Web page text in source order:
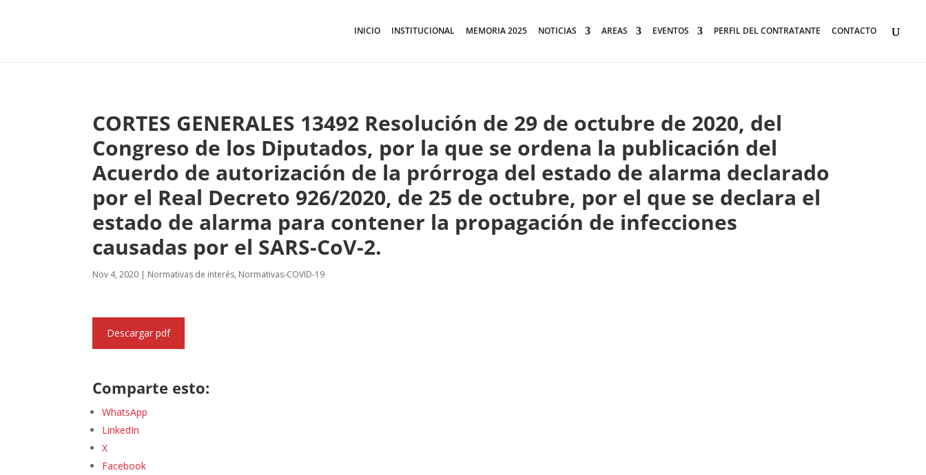
INICIO INSTITUCIONAL MEMORIA 2025 NOTICIAS AREAS EVENTOS PERFIL DEL CONTRATANTE CONTACTO
CORTES GENERALES 13492 Resolución de 29 de octubre de 2020, del
Congreso de los Diputados, por la que se ordena la publicación del
Acuerdo de autorización de la prórroga del estado de alarma declarado
por el Real Decreto 926/2020, de 25 de octubre, por el que se declara el
estado de alarma para contener la propagación de infecciones
causadas por el SARS-CoV-2.
Nov 4, 2020 | Normativas de interés, Normativas-COVID-19
Descargar pdf
Comparte esto:
WhatsApp
LinkedIn
X
Facebook